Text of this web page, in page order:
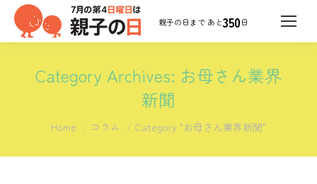
350日
Category Archives: お母さん業界
新聞
You are here:
Home コラム Category "お母さん業界新聞"